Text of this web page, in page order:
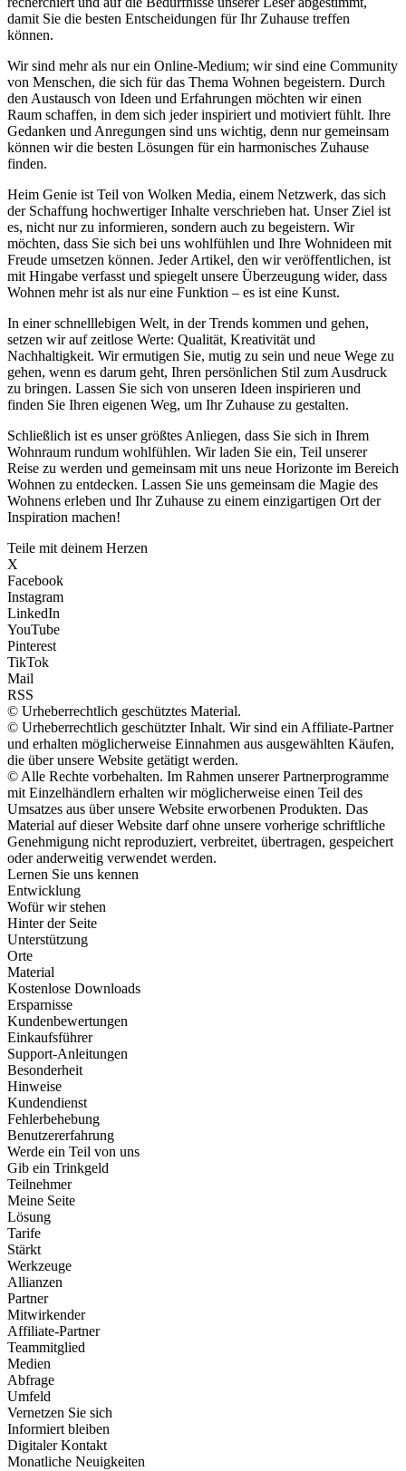
damit Sie die besten Entscheidungen für Ihr Zuhause treffen
können.
Wir sind mehr als nur ein Online-Medium; wir sind eine Community
von Menschen, die sich für das Thema Wohnen begeistern. Durch
den Austausch von Ideen und Erfahrungen möchten wir einen
Raum schaffen, in dem sich jeder inspiriert und motiviert fühlt. Ihre
Gedanken und Anregungen sind uns wichtig, denn nur gemeinsam
können wir die besten Lösungen für ein harmonisches Zuhause
finden.
Heim Genie ist Teil von Wolken Media, einem Netzwerk, das sich
der Schaffung hochwertiger Inhalte verschrieben hat. Unser Ziel ist
es, nicht nur zu informieren, sondern auch zu begeistern. Wir
möchten, dass Sie sich bei uns wohlfühlen und Ihre Wohnideen mit
Freude umsetzen können. Jeder Artikel, den wir veröffentlichen, ist
mit Hingabe verfasst und spiegelt unsere Überzeugung wider, dass
Wohnen mehr ist als nur eine Funktion – es ist eine Kunst.
In einer schnelllebigen Welt, in der Trends kommen und gehen,
setzen wir auf zeitlose Werte: Qualität, Kreativität und
Nachhaltigkeit. Wir ermutigen Sie, mutig zu sein und neue Wege zu
gehen, wenn es darum geht, Ihren persönlichen Stil zum Ausdruck
zu bringen. Lassen Sie sich von unseren Ideen inspirieren und
finden Sie Ihren eigenen Weg, um Ihr Zuhause zu gestalten.
Schließlich ist es unser größtes Anliegen, dass Sie sich in Ihrem
Wohnraum rundum wohlfühlen. Wir laden Sie ein, Teil unserer
Reise zu werden und gemeinsam mit uns neue Horizonte im Bereich
Wohnen zu entdecken. Lassen Sie uns gemeinsam die Magie des
Wohnens erleben und Ihr Zuhause zu einem einzigartigen Ort der
Inspiration machen!
Teile mit deinem Herzen
X
Facebook
Instagram
LinkedIn
YouTube
Pinterest
TikTok
Mail
RSS
© Urheberrechtlich geschütztes Material.
© Urheberrechtlich geschützter Inhalt. Wir sind ein Affiliate-Partner
und erhalten möglicherweise Einnahmen aus ausgewählten Käufen,
die über unsere Website getätigt werden.
© Alle Rechte vorbehalten. Im Rahmen unserer Partnerprogramme
mit Einzelhändlern erhalten wir möglicherweise einen Teil des
Umsatzes aus über unsere Website erworbenen Produkten. Das
Material auf dieser Website darf ohne unsere vorherige schriftliche
Genehmigung nicht reproduziert, verbreitet, übertragen, gespeichert
oder anderweitig verwendet werden.
Lernen Sie uns kennen
Entwicklung
Wofür wir stehen
Hinter der Seite
Unterstützung
Orte
Material
Kostenlose Downloads
Ersparnisse
Kundenbewertungen
Einkaufsführer
Support-Anleitungen
Besonderheit
Hinweise
Kundendienst
Fehlerbehebung
Benutzererfahrung
Werde ein Teil von uns
Gib ein Trinkgeld
Teilnehmer
Meine Seite
Lösung
Tarife
Stärkt
Werkzeuge
Allianzen
Partner
Mitwirkender
Affiliate-Partner
Teammitglied
Medien
Abfrage
Umfeld
Vernetzen Sie sich
Informiert bleiben
Digitaler Kontakt
Monatliche Neuigkeiten